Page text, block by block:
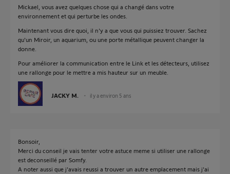
Mickael, vous avez quelques chose qui a changé dans votre
environnement et qui perturbe les ondes.
Maintenant vous dire quoi, il n'y a que vous qui puissiez trouver. Sachez
qu'un Miroir, un aquarium, ou une porte métallique peuvent changer la
donne.
Pour améliorer la communication entre le Link et les détecteurs, utilisez
une rallonge pour le mettre a mis hauteur sur un meuble.
JACKY M. il y a environ 5 ans
Bonsoir,
Merci du conseil je vais tenter votre astuce meme si utiliser une rallonge
est deconseillé par Somfy.
A noter aussi que j'avais reussi a trouver un autre emplacement mais j'ai